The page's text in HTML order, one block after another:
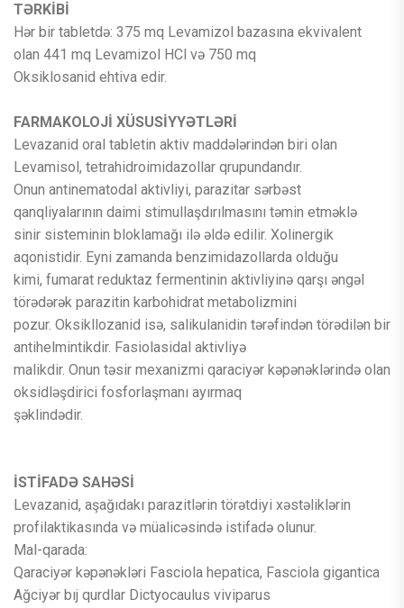
TƏRKİBİ
Hər bir tabletdə: 375 mq Levamizol bazasına ekvivalent
olan 441 mq Levamizol HCl və 750 mq
Oksiklosanid ehtiva edir.
FARMAKOLOJİ XÜSUSİYYƏTLƏRİ
Levazanid oral tabletin aktiv maddələrindən biri olan
Levamisol, tetrahidroimidazollar qrupundandır.
Onun antinematodal aktivliyi, parazitar sərbəst
qanqliyalarının daimi stimullaşdırılmasını təmin etməklə
sinir sisteminin bloklamağı ilə əldə edilir. Xolinergik
aqonistidir. Eyni zamanda benzimidazollarda olduğu
kimi, fumarat reduktaz fermentinin aktivliyinə qarşı əngəl
törədərək parazitin karbohidrat metabolizmini
pozur. Oksikllozanid isə, salikulanidin tərəfindən törədilən bir
antihelmintikdir. Fasiolasidal aktivliyə
malikdir. Onun təsir mexanizmi qaraciyər kəpənəklərində olan
oksidləşdirici fosforlaşmanı ayırmaq
şəklindədir.
İSTİFADƏ SAHƏSİ
Levazanid, aşağıdakı parazitlərin törətdiyi xəstəliklərin
profilaktikasında və müalicəsində istifadə olunur.
Mal-qarada:
Qaraciyər kəpənəkləri Fasciola hepatica, Fasciola gigantica
Ağciyər bıj qurdlar Dictyocaulus viviparus